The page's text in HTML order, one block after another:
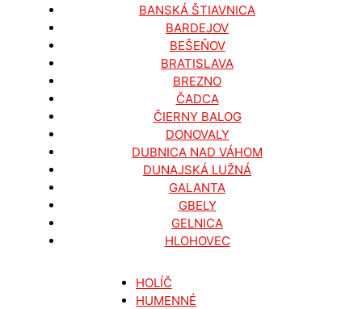
BANSKÁ ŠTIAVNICA
BARDEJOV
BEŠEŇOV
BRATISLAVA
BREZNO
ČADCA
ČIERNY BALOG
DONOVALY
DUBNICA NAD VÁHOM
DUNAJSKÁ LUŽNÁ
GALANTA
GBELY
GELNICA
HLOHOVEC
HOLÍČ
HUMENNÉ